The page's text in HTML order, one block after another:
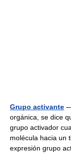
Grupo activante
orgánica, se dice
grupo activador
molécula hacia un
expresión grupo